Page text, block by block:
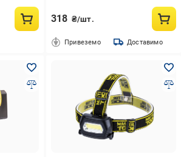
318 ₴/шт.
Привеземо Доставимо